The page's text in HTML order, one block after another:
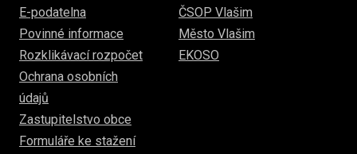
E-podatelna
Povinné informace
Rozklikávací rozpočet
Ochrana osobních
údajů
Zastupitelstvo obce
Formuláře ke stažení
ČSOP Vlašim
Město Vlašim
EKOSO